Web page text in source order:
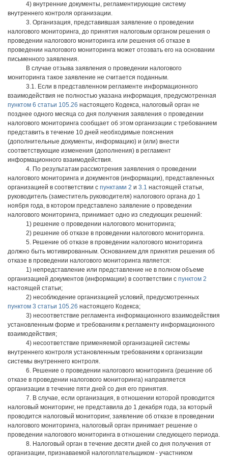
4) внутренние документы, регламентирующие систему
внутреннего контроля организации.
3. Организация, представившая заявление о проведении
налогового мониторинга, до принятия налоговым органом решения о
проведении налогового мониторинга или решения об отказе в
проведении налогового мониторинга может отозвать его на основании
письменного заявления.
В случае отзыва заявления о проведении налогового
мониторинга такое заявление не считается поданным.
3.1. Если в представленном регламенте информационного
взаимодействия не полностью указана информация, предусмотренная
пунктом 6 статьи 105.26 настоящего Кодекса, налоговый орган не
позднее одного месяца со дня получения заявления о проведении
налогового мониторинга сообщает об этом организации с требованием
представить в течение 10 дней необходимые пояснения
(дополнительные документы, информацию) и (или) внести
соответствующие изменения (дополнения) в регламент
информационного взаимодействия.
4. По результатам рассмотрения заявления о проведении
налогового мониторинга и документов (информации), представленных
организацией в соответствии с пунктами 2 и 3.1 настоящей статьи,
руководитель (заместитель руководителя) налогового органа до 1
ноября года, в котором представлено заявление о проведении
налогового мониторинга, принимает одно из следующих решений:
1) решение о проведении налогового мониторинга;
2) решение об отказе в проведении налогового мониторинга.
5. Решение об отказе в проведении налогового мониторинга
должно быть мотивированным. Основанием для принятия решения об
отказе в проведении налогового мониторинга является:
1) непредставление или представление не в полном объеме
организацией документов (информации) в соответствии с пунктом 2
настоящей статьи;
2) несоблюдение организацией условий, предусмотренных
пунктом 3 статьи 105.26 настоящего Кодекса;
3) несоответствие регламента информационного взаимодействия
установленным форме и требованиям к регламенту информационного
взаимодействия;
4) несоответствие применяемой организацией системы
внутреннего контроля установленным требованиям к организации
системы внутреннего контроля.
6. Решение о проведении налогового мониторинга (решение об
отказе в проведении налогового мониторинга) направляется
организации в течение пяти дней со дня его принятия.
7. В случае, если организация, в отношении которой проводится
налоговый мониторинг, не представила до 1 декабря года, за который
проводится налоговый мониторинг, заявление об отказе в проведении
налогового мониторинга, налоговый орган принимает решение о
проведении налогового мониторинга в отношении следующего периода.
8. Налоговый орган в течение десяти дней со дня получения от
организации, признаваемой налогоплательщиком - участником